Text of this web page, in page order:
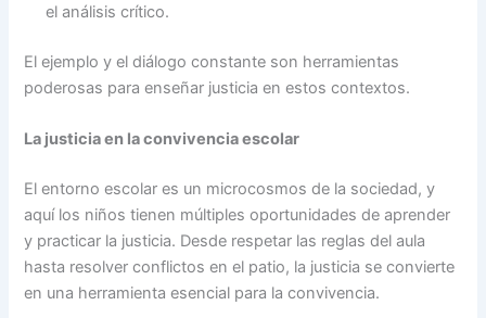
el análisis crítico.
El ejemplo y el diálogo constante son herramientas
poderosas para enseñar justicia en estos contextos.
La justicia en la convivencia escolar
El entorno escolar es un microcosmos de la sociedad, y
aquí los niños tienen múltiples oportunidades de aprender
y practicar la justicia. Desde respetar las reglas del aula
hasta resolver conflictos en el patio, la justicia se convierte
en una herramienta esencial para la convivencia.